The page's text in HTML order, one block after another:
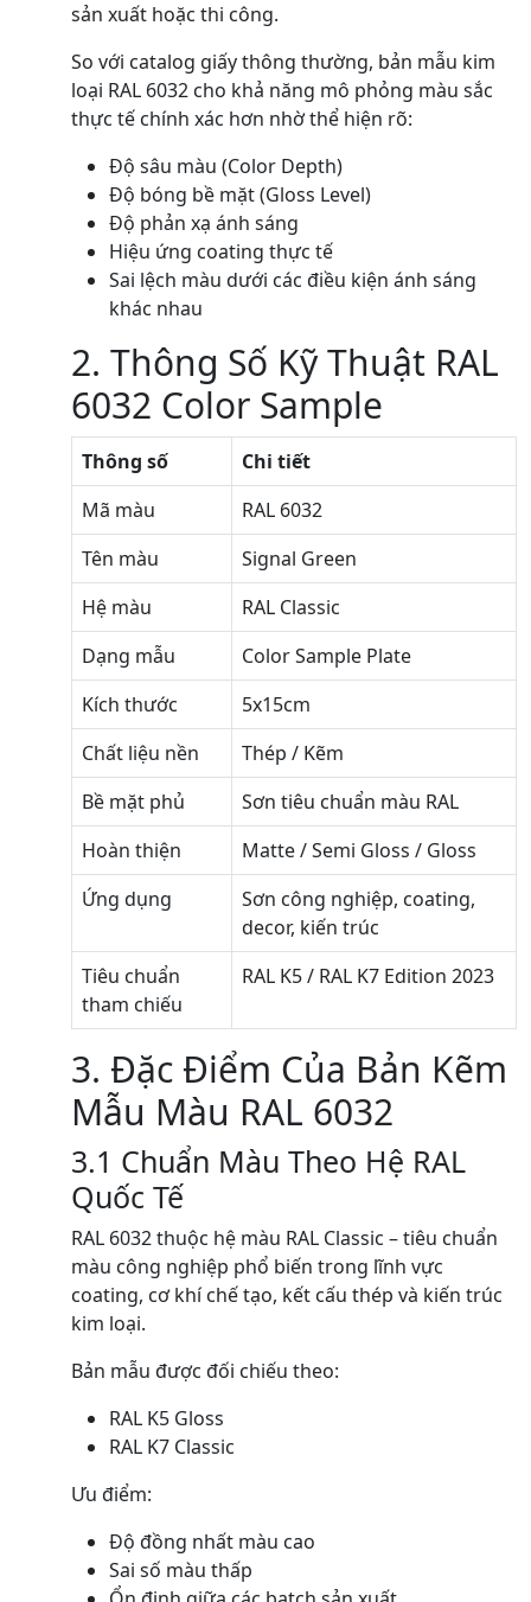
sản xuất hoặc thi công.
So với catalog giấy thông thường, bản mẫu kim
loại RAL 6032 cho khả năng mô phỏng màu sắc
thực tế chính xác hơn nhờ thể hiện rõ:
Độ sâu màu (Color Depth)
Độ bóng bề mặt (Gloss Level)
Độ phản xạ ánh sáng
Hiệu ứng coating thực tế
Sai lệch màu dưới các điều kiện ánh sáng
khác nhau
2. Thông Số Kỹ Thuật RAL
6032 Color Sample
Thông số
Chi tiết
Mã màu
RAL 6032
Tên màu
Signal Green
Hệ màu
RAL Classic
Dạng mẫu
Color Sample Plate
Kích thước
5x15cm
Chất liệu nền
Thép / Kẽm
Bề mặt phủ
Sơn tiêu chuẩn màu RAL
Hoàn thiện
Matte / Semi Gloss / Gloss
Ứng dụng
Sơn công nghiệp, coating,
decor, kiến trúc
Tiêu chuẩn
tham chiếu
RAL K5 / RAL K7 Edition 2023
3. Đặc Điểm Của Bản Kẽm
Mẫu Màu RAL 6032
3.1 Chuẩn Màu Theo Hệ RAL
Quốc Tế
RAL 6032 thuộc hệ màu RAL Classic – tiêu chuẩn
màu công nghiệp phổ biến trong lĩnh vực
coating, cơ khí chế tạo, kết cấu thép và kiến trúc
kim loại.
Bản mẫu được đối chiếu theo:
RAL K5 Gloss
RAL K7 Classic
Ưu điểm:
Độ đồng nhất màu cao
Sai số màu thấp